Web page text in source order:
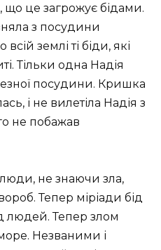
що це загрожує бідами.
з посудини
землі ті біди, які
Тільки одна Надія
посудини. Кришка
і не вилетіла Надія з
не побажав
не знаючи зла,
Тепер міріади бід
людей. Тепер злом
Незваними і